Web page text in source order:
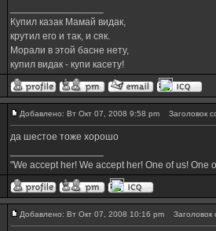
Купил казак Мамай видак,
крутил его и так, и сяк.
Морали в этой басне нету,
купил видак - купи касету!
Добавлено: Вт Окт 07, 2008 9:58 pm Заголовок
да шестое тоже хорошо
"We accept her! We accept her! One of us!
Добавлено: Вт Окт 07, 2008 10:16 pm Заголовок